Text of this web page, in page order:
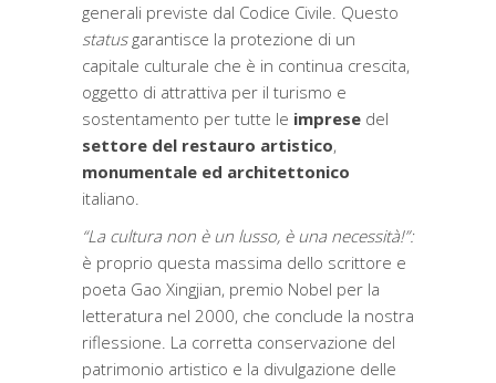
generali previste dal Codice Civile. Questo
status garantisce la protezione di un
capitale culturale che è in continua crescita,
oggetto di attrattiva per il turismo e
sostentamento per tutte le imprese del
settore del restauro artistico,
monumentale ed architettonico
italiano.
“La cultura non è un lusso, è una necessità!”:
è proprio questa massima dello scrittore e
poeta Gao Xingjian, premio Nobel per la
letteratura nel 2000, che conclude la nostra
riflessione. La corretta conservazione del
patrimonio artistico e la divulgazione delle